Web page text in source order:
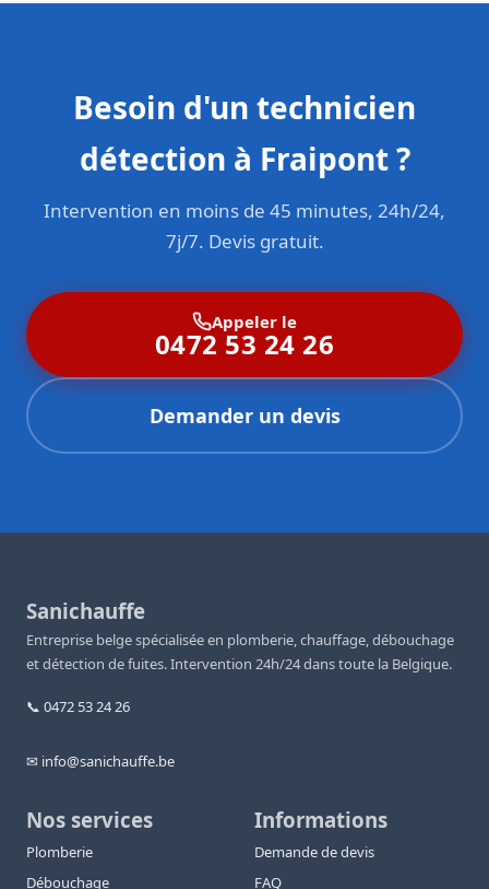
Besoin d'un technicien
détection à Fraipont ?
Intervention en moins de 45 minutes, 24h/24,
7j/7. Devis gratuit.
Appeler le
0472 53 24 26
Demander un devis
Sanichauffe
Entreprise belge spécialisée en plomberie, chauffage, débouchage
et détection de fuites. Intervention 24h/24 dans toute la Belgique.
📞 0472 53 24 26
✉ info@sanichauffe.be
Nos services
Plomberie
Débouchage
Informations
Demande de devis
FAQ